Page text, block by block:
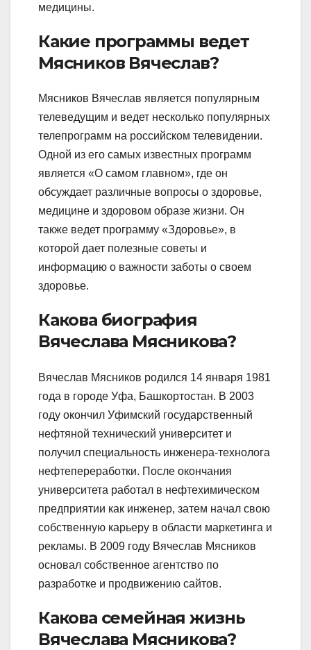
медицины.
Какие программы ведет
Мясников Вячеслав?
Мясников Вячеслав является популярным
телеведущим и ведет несколько популярных
телепрограмм на российском телевидении.
Одной из его самых известных программ
является «О самом главном», где он
обсуждает различные вопросы о здоровье,
медицине и здоровом образе жизни. Он
также ведет программу «Здоровье», в
которой дает полезные советы и
информацию о важности заботы о своем
здоровье.
Какова биография
Вячеслава Мясникова?
Вячеслав Мясников родился 14 января 1981
года в городе Уфа, Башкортостан. В 2003
году окончил Уфимский государственный
нефтяной технический университет и
получил специальность инженера-технолога
нефтепереработки. После окончания
университета работал в нефтехимическом
предприятии как инженер, затем начал свою
собственную карьеру в области маркетинга и
рекламы. В 2009 году Вячеслав Мясников
основал собственное агентство по
разработке и продвижению сайтов.
Какова семейная жизнь
Вячеслава Мясникова?